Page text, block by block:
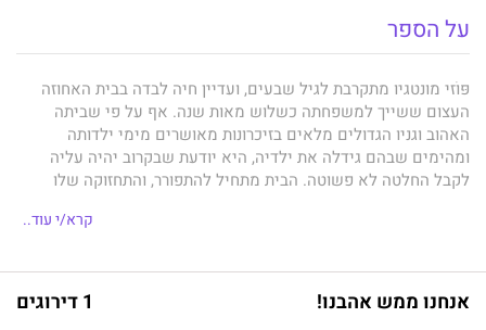
על הספר
פּּוֹזי מונטגיו מתקרבת לגיל שבעים, ועדיין חיה לבדה בבית האחוזה
העצום ששייך למשפחתה כשלוש מאות שנה. אף על פי שביתה
האהוב וגניו הגדולים מלאים בזיכרונות מאושרים מימי ילדותה
ומהימים שבהם גידלה את ילדיה, היא יודעת שבקרוב יהיה עליה
לקבל החלטה לא פשוטה. הבית מתחיל להתפורר, והתחזוקה שלו
כלכלי גמור.
קרא/י עוד..
אנחנו ממש אהבנו! 1 דירוגים